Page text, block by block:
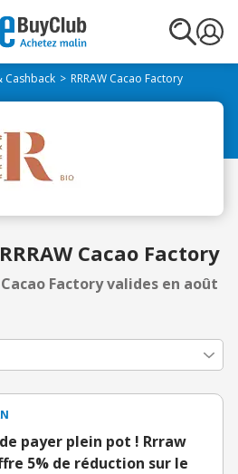
Cashback RRRAW Cacao Factory
Cacao Factory
Cacao Factory valides en août
payer plein pot ! Rrraw
5% de réduction sur le